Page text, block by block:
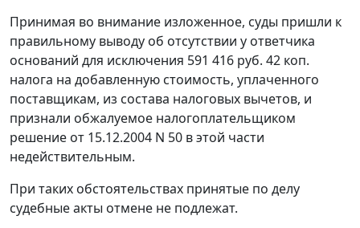
Принимая во внимание изложенное, суды пришли к
правильному выводу об отсутствии у ответчика
оснований для исключения 591 416 руб. 42 коп.
налога на добавленную стоимость, уплаченного
поставщикам, из состава налоговых вычетов, и
признали обжалуемое налогоплательщиком
решение от 15.12.2004 N 50 в этой части
недействительным.
При таких обстоятельствах принятые по делу
судебные акты отмене не подлежат.